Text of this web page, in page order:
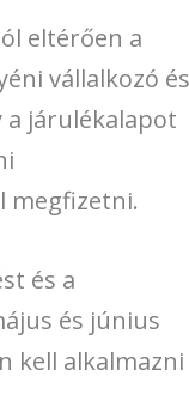
eltérően a
vállalkozó
a járulékalapot
megfizetni.
és a
és június
kell alkalmazni